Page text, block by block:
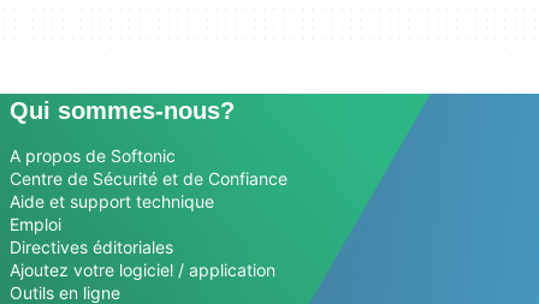
Qui sommes-nous?
A propos de Softonic
Centre de Sécurité et de Confiance
Aide et support technique
Emploi
Directives éditoriales
Ajoutez votre logiciel / application
Outils en ligne